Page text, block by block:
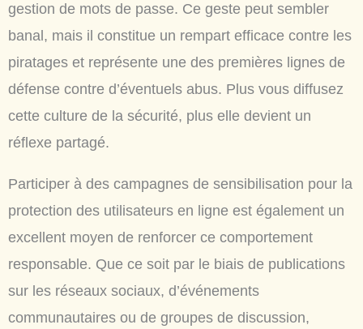
gestion de mots de passe. Ce geste peut sembler
banal, mais il constitue un rempart efficace contre les
piratages et représente une des premières lignes de
défense contre d’éventuels abus. Plus vous diffusez
cette culture de la sécurité, plus elle devient un
réflexe partagé.
Participer à des campagnes de sensibilisation pour la
protection des utilisateurs en ligne est également un
excellent moyen de renforcer ce comportement
responsable. Que ce soit par le biais de publications
sur les réseaux sociaux, d’événements
communautaires ou de groupes de discussion,